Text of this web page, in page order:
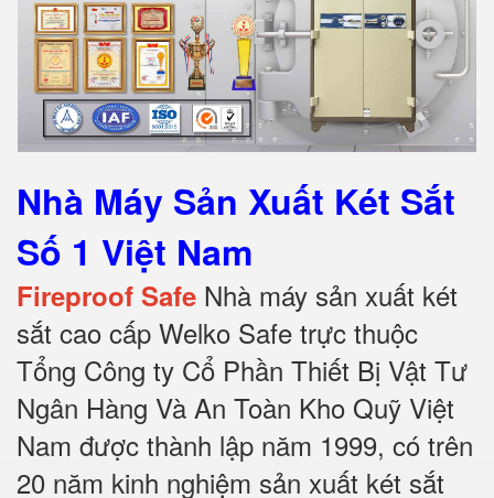
Nhà Máy Sản Xuất Két Sắt
Số 1 Việt Nam
Fireproof Safe Nhà máy sản xuất két
sắt cao cấp Welko Safe trực thuộc
Tổng Công ty Cổ Phần Thiết Bị Vật Tư
Ngân Hàng Và An Toàn Kho Quỹ Việt
Nam được thành lập năm 1999, có trên
20 năm kinh nghiệm sản xuất két sắt